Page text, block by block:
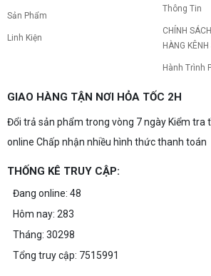
Sản Phẩm
Linh Kiện
Thông Tin
CHÍNH
HÀNG
Hành Trình
GIAO HÀNG TẬN NƠI HỎA TỐC 2H
Đổi trả sản phẩm trong vòng 7 ngày Kiểm tra
online Chấp nhận nhiều hình thức thanh toán
THỐNG KÊ TRUY CẬP:
Đang online: 48
Hôm nay: 283
Tháng: 30298
Tổng truy cập: 7515991